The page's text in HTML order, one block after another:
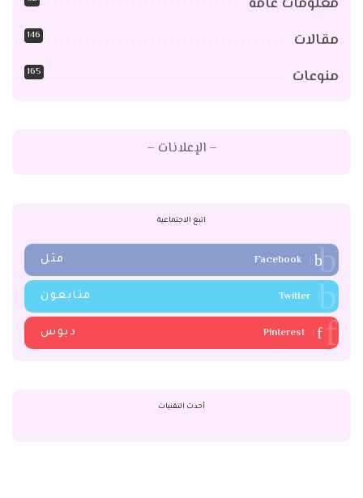
مقالات 146
منوعات 165
– الإعلانات –
اتبع الاجتماعية
Facebook مثل
Twitter متابعون
Pinterest دبوس
أحدث التقنيات